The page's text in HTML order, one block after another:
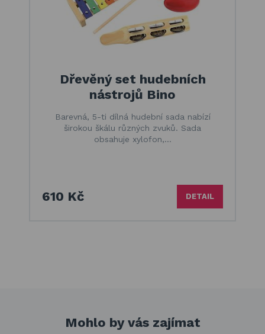
Dřevěný set hudebních
nástrojů Bino
Barevná, 5-ti dílná hudební sada nabízí
širokou škálu různých zvuků. Sada
obsahuje xylofon,…
610 Kč DETAIL
Mohlo by vás zajímat